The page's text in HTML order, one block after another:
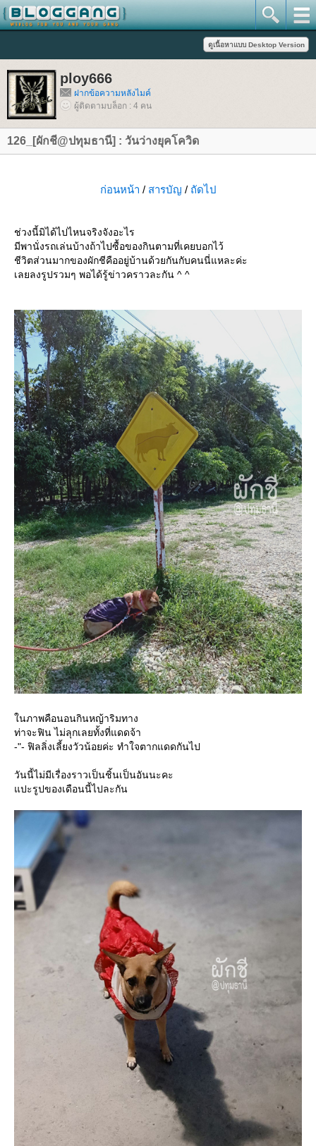
ploy666
ฝากข้อความหลังไมค์
ผู้ติดตามบล็อก : 4 คน
126_[ผักชี@ปทุมธานี] : วันว่างยุคโควิด
ก่อนหน้า / สารบัญ / ถัดไป
ช่วงนี้มิได้ไปไหนจริงจังอะไร
มีพานั่งรถเล่นบ้างถ้าไปซื้อของกินตามที่เคยบอกไว้
ชีวิตส่วนมากของผักชีคืออยู่บ้านด้วยกันกับคนนี่แหละค่ะ
เลยลงรูปรวมๆ พอได้รู้ข่าวคราวละกัน ^ ^
นภาพคือนอนกินหญ้าริมทาง
ท่าจะฟิน ไม่ลุกเลยทั้งที่แดดจ้า
-"- ฟิลลิ่งเลี้ยงวัวน้อยค่ะ ทำใจตากแดดกันไป
วันนี้ไม่มีเรื่องราวเป็นชิ้นเป็นอันนะคะ
ปะรูปของเดือนนี้ไปละกัน